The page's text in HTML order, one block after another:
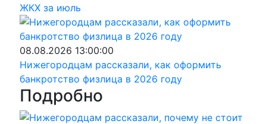
ЖКХ за июль
08.08.2026 13:00:00
Нижегородцам рассказали, как оформить
банкротство физлица в 2026 году
Подробно